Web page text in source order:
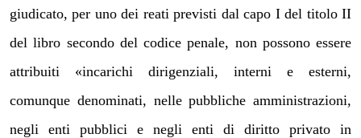
giudicato, per uno dei reati previsti dal capo I del titolo II
del libro secondo del codice penale, non possono essere
attribuiti «incarichi dirigenziali, interni e esterni,
comunque denominati, nelle pubbliche amministrazioni,
negli enti pubblici e negli enti di diritto privato in